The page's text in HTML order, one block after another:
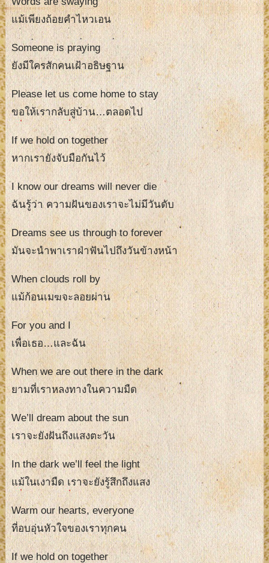
แม้เพียงถ้อยคำไหวเอน
Someone is praying
ยังมีใครสักคนเฝ้าอธิษฐาน
Please let us come home to stay
ขอให้เรากลับสู่บ้าน…ตลอดไป
If we hold on together
หากเรายังจับมือกันไว้
I know our dreams will never die
ฉันรู้ว่า ความฝันของเราจะไม่มีวันดับ
Dreams see us through to forever
มันจะนำพาเราฝ่าฟันไปถึงวันข้างหน้า
When clouds roll by
แม้ก้อนเมฆจะลอยผ่าน
For you and I
เพื่อเธอ…และฉัน
When we are out there in the dark
ยามที่เราหลงทางในความมืด
We’ll dream about the sun
เราจะยังฝันถึงแสงตะวัน
In the dark we’ll feel the light
แม้ในเงามืด เราจะยังรู้สึกถึงแสง
Warm our hearts, everyone
ที่อบอุ่นหัวใจของเราทุกคน
If we hold on together